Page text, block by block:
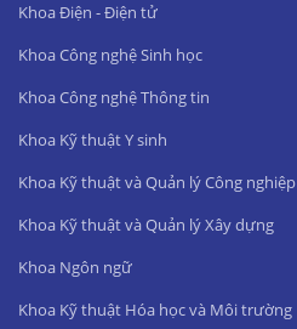
Khoa Điện - Điện tử
Khoa Công nghệ Sinh học
Khoa Công nghệ Thông tin
Khoa Kỹ thuật Y sinh
Khoa Kỹ thuật và Quản lý Công nghiệp
Khoa Kỹ thuật và Quản lý Xây dựng
Khoa Ngôn ngữ
Khoa Kỹ thuật Hóa học và Môi trường